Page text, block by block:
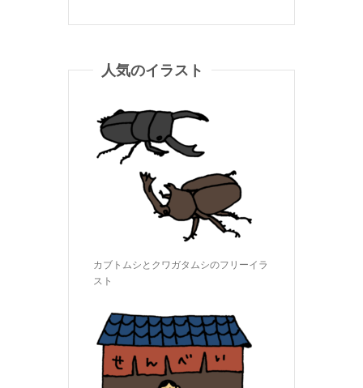
人気のイラスト
カブトムシとクワガタムシのフリーイラ
スト